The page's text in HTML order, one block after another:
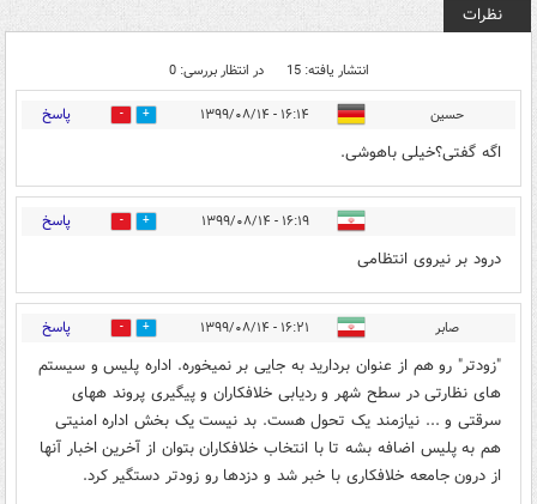
نظرات
انتشار یافته: 15 در انتظار بررسی: 0
حسين ۱۶:۱۴ - ۱۳۹۹/۰۸/۱۴ 1 پاسخ
اگه گفتى؟خيلى باهوشى.
۱۶:۱۹ - ۱۳۹۹/۰۸/۱۴ 4 پاسخ
درود بر نیروی انتظامی
صابر ۱۶:۲۱ - ۱۳۹۹/۰۸/۱۴ 2 پاسخ
"زودتر" رو هم از عنوان بردارید به جایی بر نمیخوره. اداره پلیس و سیستم
های نظارتی در سطح شهر و ردیابی خلافکاران و پیگیری پروند ههای
سرقتی و ... نیازمند یک تحول هست. بد نیست یک بخش اداره امنیتی
هم به پلیس اضافه بشه تا با انتخاب خلافکاران بتوان از آخرین اخبار آنها
از درون جامعه خلافکاری با خبر شد و دزدها رو زودتر دستگیر کرد.